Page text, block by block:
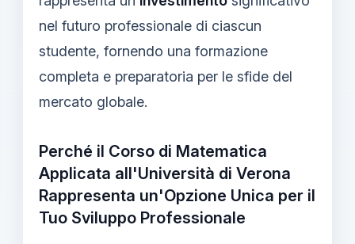
nel futuro professionale di ciascun
studente, fornendo una formazione
completa e preparatoria per le sfide del
mercato globale.
Perché il Corso di Matematica
Applicata all'Università di Verona
Rappresenta un'Opzione Unica per il
Tuo Sviluppo Professionale